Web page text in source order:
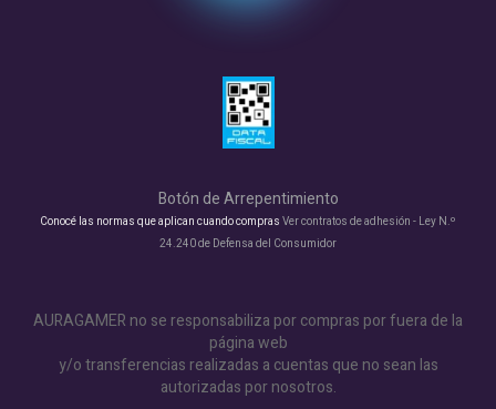
Botón de Arrepentimiento
Conocé las normas que aplican cuando compras Ver contratos de adhesión - Ley N.º
24.240 de Defensa del Consumidor
AURAGAMER no se responsabiliza por compras por fuera de la
página web
y/o transferencias realizadas a cuentas que no sean las
autorizadas por nosotros.